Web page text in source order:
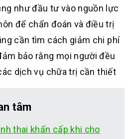
như đầu tư vào nguồn lực
để chẩn đoán và điều trị
cần tìm cách giảm chi phí
bảo rằng mọi người đều
dịch vụ chữa trị cần thiết
tâm
thai khẩn cấp khi cho